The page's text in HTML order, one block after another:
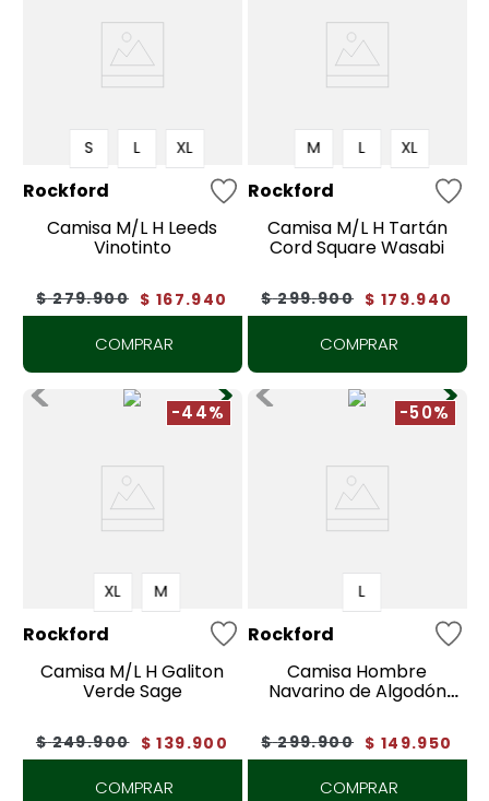
S L XL
Rockford
Camisa M/L H Leeds
Vinotinto
$ 279.900 $ 167.940
COMPRAR
M L XL
Rockford
Camisa M/L H Tartán
Cord Square Wasabi
$ 299.900 $ 179.940
COMPRAR
-44%
XL M
Rockford
Camisa M/L H Galiton
Verde Sage
$ 249.900 $ 139.900
COMPRAR
-50%
L
Rockford
Camisa Hombre
Navarino de Algodón
$ 299.900 $ 149.950
COMPRAR